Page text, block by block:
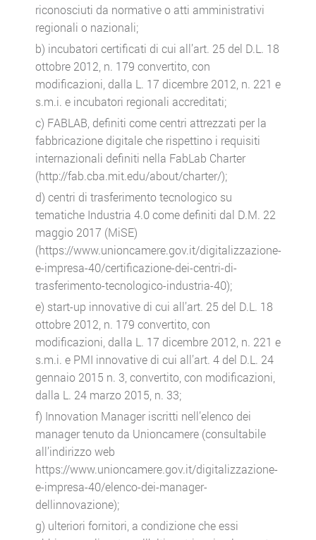
riconosciuti da normative o atti amministrativi
regionali o nazionali;
b) incubatori certificati di cui all’art. 25 del D.L. 18
ottobre 2012, n. 179 convertito, con
modificazioni, dalla L. 17 dicembre 2012, n. 221 e
s.m.i. e incubatori regionali accreditati;
c) FABLAB, definiti come centri attrezzati per la
fabbricazione digitale che rispettino i requisiti
internazionali definiti nella FabLab Charter
(http://fab.cba.mit.edu/about/charter/);
d) centri di trasferimento tecnologico su
tematiche Industria 4.0 come definiti dal D.M. 22
maggio 2017 (MiSE)
(https://www.unioncamere.gov.it/digitalizzazione-
e-impresa-40/certificazione-dei-centri-di-
trasferimento-tecnologico-industria-40);
e) start-up innovative di cui all’art. 25 del D.L. 18
ottobre 2012, n. 179 convertito, con
modificazioni, dalla L. 17 dicembre 2012, n. 221 e
s.m.i. e PMI innovative di cui all’art. 4 del D.L. 24
gennaio 2015 n. 3, convertito, con modificazioni,
dalla L. 24 marzo 2015, n. 33;
f) Innovation Manager iscritti nell’elenco dei
manager tenuto da Unioncamere (consultabile
all’indirizzo web
https://www.unioncamere.gov.it/digitalizzazione-
e-impresa-40/elenco-dei-manager-
dellinnovazione);
g) ulteriori fornitori, a condizione che essi